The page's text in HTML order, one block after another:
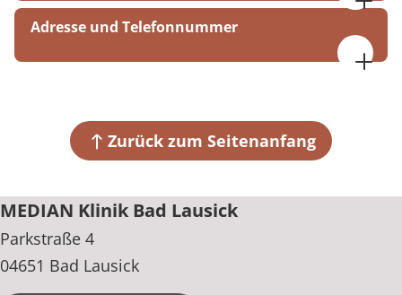
Ganztägig geöffnet
Adresse und Telefonnummer
+49 34345 610
Zurück zum Seitenanfang
MEDIAN Klinik Bad Lausick
Parkstraße 4
04651 Bad Lausick